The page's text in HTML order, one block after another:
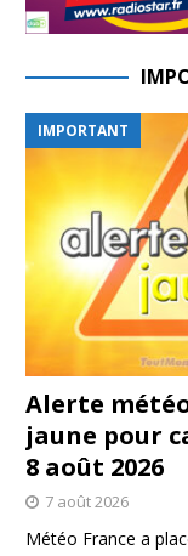
IMPORTANT
Alerte
jaune pour
8 août 2026
7 août 2026
Météo France a